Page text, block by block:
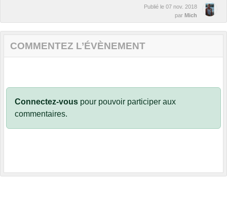
Publié le 07 nov. 2018
par Mich
COMMENTEZ L’ÉVÈNEMENT
Connectez-vous pour pouvoir participer aux
commentaires.